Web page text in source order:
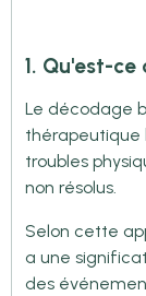
1. Qu'est-
Le décodage
thérapeutique
troubles
non résolus.
Selon cette
a une
des